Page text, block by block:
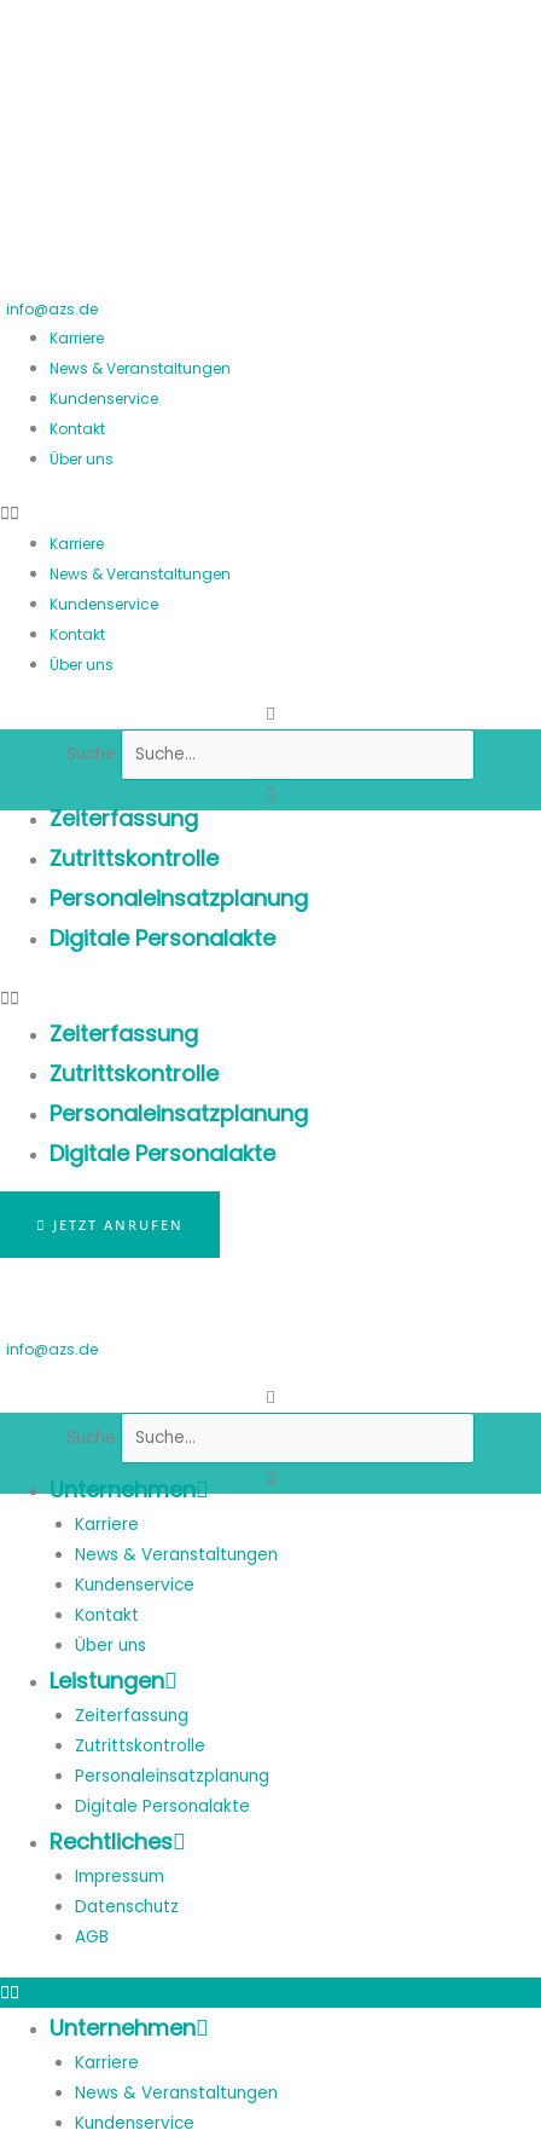
info@azs.de
Karriere
News & Veranstaltungen
Kundenservice
Kontakt
Über uns
Karriere
News & Veranstaltungen
Kundenservice
Kontakt
Über uns
Suche
Zeiterfassung
Zutrittskontrolle
Personaleinsatzplanung
Digitale Personalakte
Zeiterfassung
Zutrittskontrolle
Personaleinsatzplanung
Digitale Personalakte
JETZT ANRUFEN
info@azs.de
Suche
Unternehmen
Karriere
News & Veranstaltungen
Kundenservice
Kontakt
Über uns
Leistungen
Zeiterfassung
Zutrittskontrolle
Personaleinsatzplanung
Digitale Personalakte
Rechtliches
Impressum
Datenschutz
AGB
Unternehmen
Karriere
News & Veranstaltungen
Kundenservice